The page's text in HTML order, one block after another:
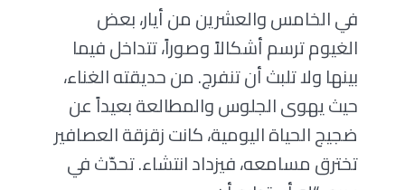
في الخامس والعشرين من أيار، بعض
الغيوم ترسم أشكالاً وصوراً، تتداخل فيما
بينها ولا تلبث أن تنفرج. من حديقته الغناء،
حيث يهوى الجلوس والمطالعة بعيداً عن
ضجيج الحياة اليومية، كانت زقزقة العصافير
تخترق مسامعه، فيزداد انتشاء. تحدّث في